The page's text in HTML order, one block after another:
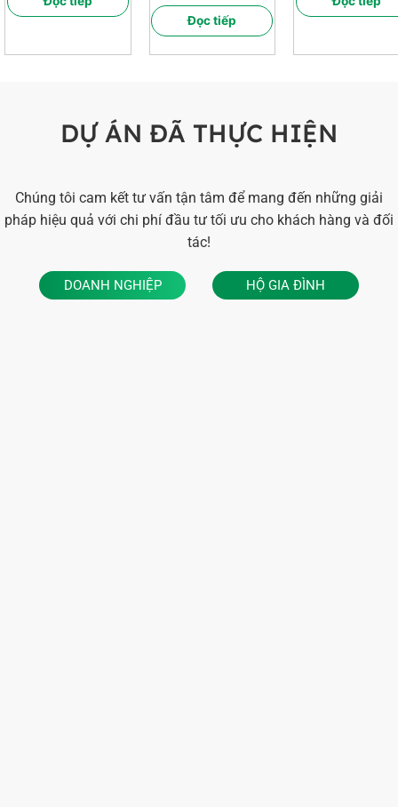
Đọc tiếp
DỰ ÁN ĐÃ THỰC HIỆN
Chúng tôi cam kết tư vấn tận tâm để mang đến những giải
pháp hiệu quả với chi phí đầu tư tối ưu cho khách hàng và đối
tác!
DOANH NGHIỆP HỘ GIA ĐÌNH